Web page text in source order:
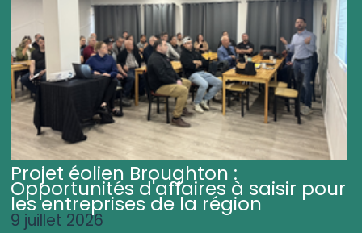
Projet éolien Broughton :
Opportunités d'affaires à saisir pour
les entreprises de la région
9 juillet 2026